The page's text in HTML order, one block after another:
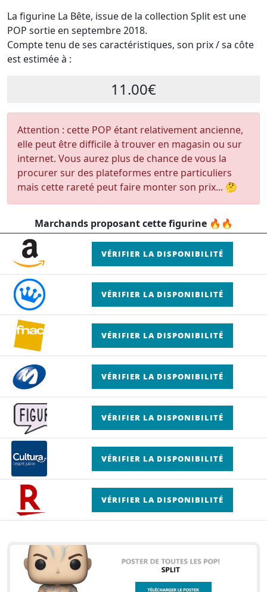
La figurine La Bête, issue de la collection Split est une
POP sortie en septembre 2018.
Compte tenu de ses caractéristiques, son prix / sa côte
est estimée à :
11.00€
Attention : cette POP étant relativement ancienne,
elle peut être difficile à trouver en magasin ou sur
internet. Vous aurez plus de chance de vous la
procurer sur des plateformes entre particuliers
mais cette rareté peut faire monter son prix... 🤔
Marchands proposant cette figurine 🔥🔥
VÉRIFIER LA DISPONIBILITÉ
VÉRIFIER LA DISPONIBILITÉ
VÉRIFIER LA DISPONIBILITÉ
VÉRIFIER LA DISPONIBILITÉ
VÉRIFIER LA DISPONIBILITÉ
VÉRIFIER LA DISPONIBILITÉ
VÉRIFIER LA DISPONIBILITÉ